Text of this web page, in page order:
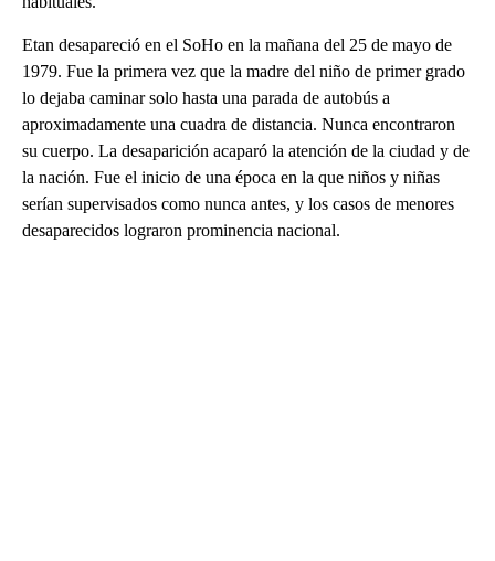
Etan desapareció en el SoHo en la mañana del 25 de mayo de
1979. Fue la primera vez que la madre del niño de primer grado
lo dejaba caminar solo hasta una parada de autobús a
aproximadamente una cuadra de distancia. Nunca encontraron
su cuerpo. La desaparición acaparó la atención de la ciudad y de
la nación. Fue el inicio de una época en la que niños y niñas
serían supervisados como nunca antes, y los casos de menores
desaparecidos lograron prominencia nacional.